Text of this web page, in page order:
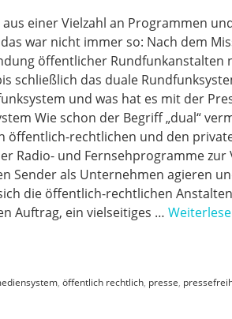
einer Vielzahl an Programmen
war nicht immer so: Nach dem
öffentlicher Rundfunkanstalten
schließlich das duale
und was hat es mit der
Wie schon der Begriff „dual“
öffentlich-rechtlichen und den
Radio- und Fernsehprogramme
Sender als Unternehmen agieren
die öffentlich-rechtlichen
Auftrag, ein vielseitiges …
, öffentlich rechtlich, presse,